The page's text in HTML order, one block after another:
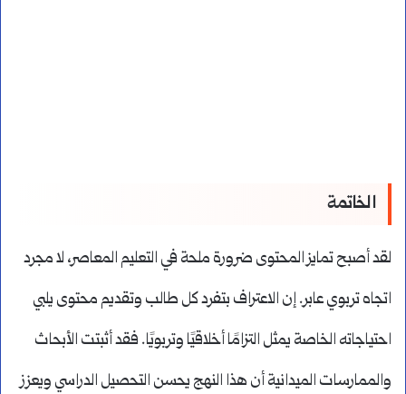
الخاتمة
لقد أصبح تمايز المحتوى ضرورة ملحة في التعليم المعاصر، لا مجرد
اتجاه تربوي عابر. إن الاعتراف بتفرد كل طالب وتقديم محتوى يلبي
احتياجاته الخاصة يمثل التزامًا أخلاقيًا وتربويًا. فقد أثبتت الأبحاث
والممارسات الميدانية أن هذا النهج يحسن التحصيل الدراسي ويعزز